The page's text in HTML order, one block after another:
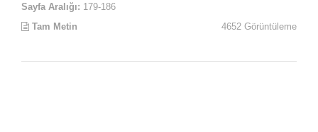
Sayfa Aralığı: 179-186
Tam Metin
4652 Görüntüleme